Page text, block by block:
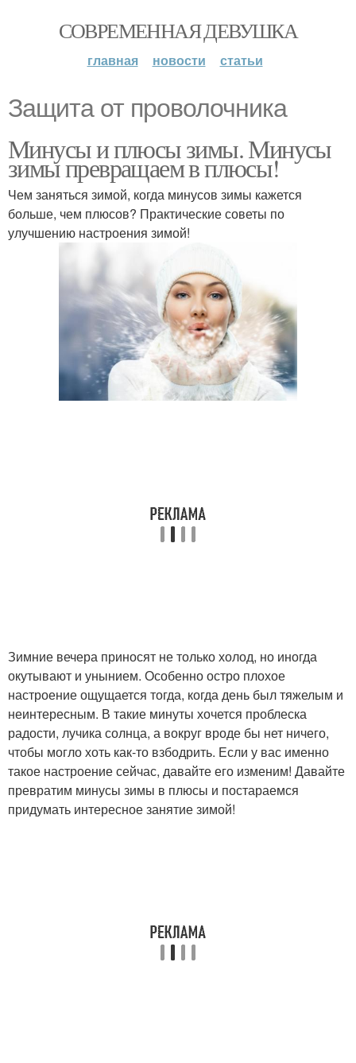
СОВРЕМЕННАЯ ДЕВУШКА
главная новости статьи
Защита от проволочника
Минусы и плюсы зимы. Минусы
зимы превращаем в плюсы!
Чем заняться зимой, когда минусов зимы кажется
больше, чем плюсов? Практические советы по
улучшению настроения зимой!
Зимние вечера приносят не только холод, но иногда
окутывают и унынием. Особенно остро плохое
настроение ощущается тогда, когда день был тяжелым и
неинтересным. В такие минуты хочется проблеска
радости, лучика солнца, а вокруг вроде бы нет ничего,
чтобы могло хоть как-то взбодрить. Если у вас именно
такое настроение сейчас, давайте его изменим! Давайте
превратим минусы зимы в плюсы и постараемся
придумать интересное занятие зимой!